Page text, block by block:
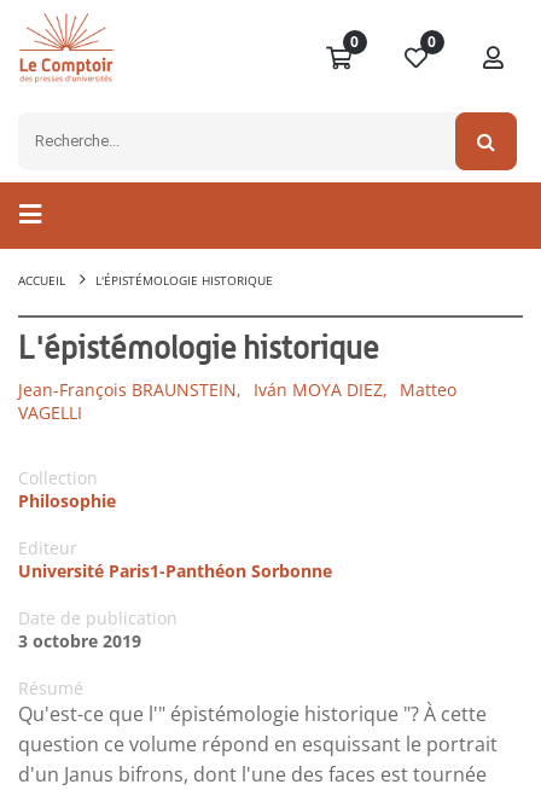
0 0
ACCUEIL L'ÉPISTÉMOLOGIE HISTORIQUE
L'épistémologie historique
Jean-François BRAUNSTEIN, Iván MOYA DIEZ,
Matteo
VAGELLI
Collection
Philosophie
Editeur
Université Paris1-Panthéon Sorbonne
Date de publication
3 octobre 2019
Résumé
Qu'est-ce que l'" épistémologie historique "? À cette
question ce volume répond en esquissant le portrait
d'un Janus bifrons, dont l'une des faces est tournée